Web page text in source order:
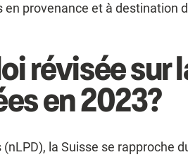
provenance et à destination
révisée sur
en 2023?
la Suisse se rapproche